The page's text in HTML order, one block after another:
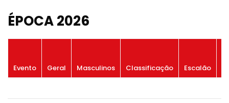
ÉPOCA 2026
Evento Geral Masculinos Classificação Escalão